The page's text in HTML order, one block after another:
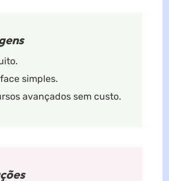
simples.
avançados sem custo.